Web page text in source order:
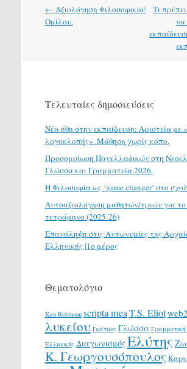
Post
navigation
← Αξιολόγηση Φιλοσοφικού
Ομίλου.
Τι
να
Τελευταίες δημοσιεύσεις
Νέα ήθη στην εκπαίδευση: Αριστεία με
λογοκλοπής». Μάθηση χωρίς κόπο.
Προσομοίωση Πανελλαδικών στη
Γλώσσα και Γραμματεία 2026.
H Φιλοσοφία ως ‘game changer’ στο
Αυτοαξιολόγηση μαθητών/τριών για το
τετράμηνο (2025-26)
Επανάληψη στις Αντωνυμίες της
Ελληνικής |1ο μέρος
Θεματολόγιο
Ken Robinson scripta meaT.S. Eliot
λυκείου Γκάτσος Γλώσσα
Ελληνικής ΔιαγωνισμόςΕλύτης
Κ. Γεωργουσόπουλος